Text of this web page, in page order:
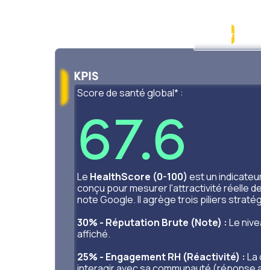
Nous rejoindre
KPIS
Score de santé global* :
67.6
Le HealthScore (0-100) est un
conçu pour mesurer l'attractivité réelle
note Google. Il agrège trois piliers
30% - Réputation Brute (Note) : Le
affiché.
25% - Engagement RH (Réactivité) : La